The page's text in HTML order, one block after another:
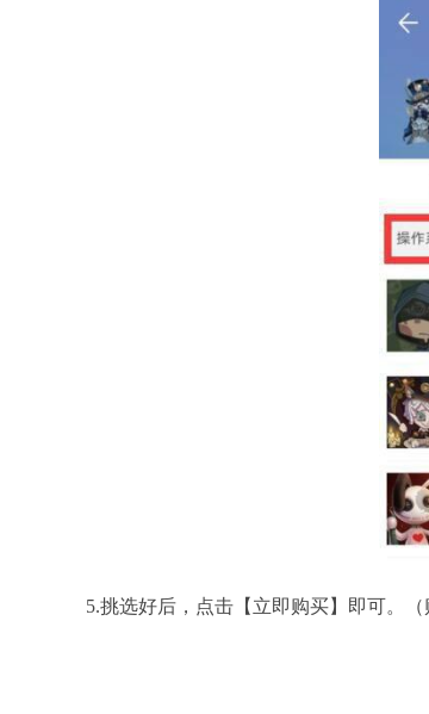
5.挑选好后，点击【立即购买】即可。